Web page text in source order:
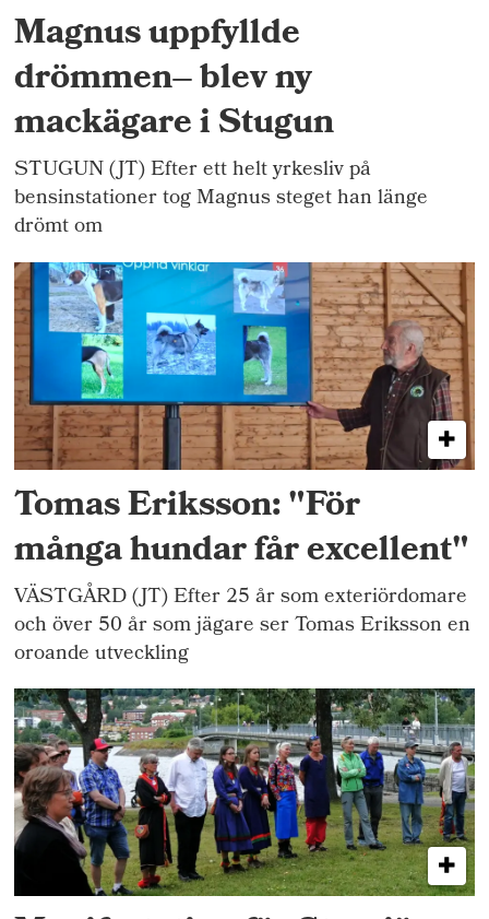
Magnus uppfyllde
drömmen– blev ny
mackägare i Stugun
STUGUN (JT) Efter ett helt yrkesliv på
bensinstationer tog Magnus steget han länge
drömt om
Tomas Eriksson: "För
många hundar får excellent"
VÄSTGÅRD (JT) Efter 25 år som exteriördomare
och över 50 år som jägare ser Tomas Eriksson en
oroande utveckling